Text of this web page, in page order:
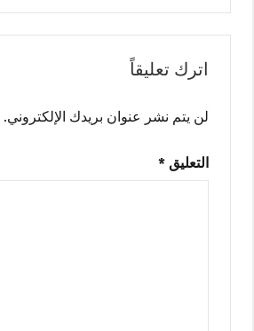
اترك تعليقاً
لن يتم نشر عنوان بريدك الإلكتروني.
التعليق *